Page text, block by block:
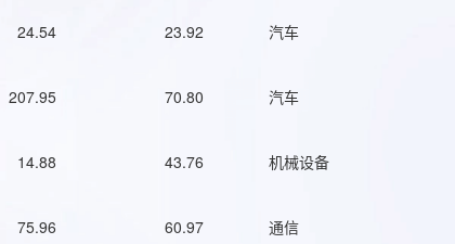
24.54 23.92 汽车
207.95 70.80 汽车
14.88 43.76 机械设备
75.96 60.97 通信